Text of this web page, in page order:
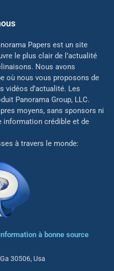
Papers est un site
le plus clair de l’actualité
Nous avons
où nous vous proposons de
vidéos d’actualité. Les
Panorama Group, LLC.
moyens, sans sponsors ni
information crédible et de
à travers le monde:
à bonne source
30506, Usa